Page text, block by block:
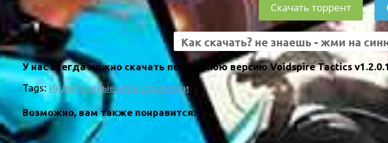
Скачать торрент
У нас всегда можно скачать последнюю версию Voidspire Tactics
Tags: ИндиРолевые игрыСтратегии
Возможно, вам также понравится: